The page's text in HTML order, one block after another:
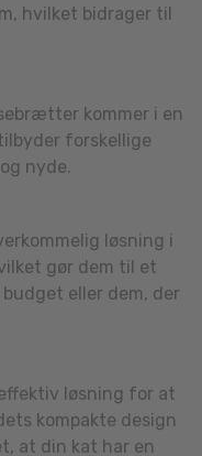
hvilket bidrager til
kommer i en
forskellige
nyde.
løsning i
gør dem til et
eller dem, der
løsning for at
kompakte design
at din kat har en